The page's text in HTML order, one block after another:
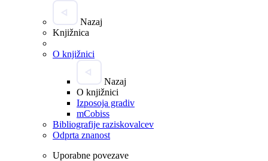
Nazaj
Knjižnica
O knjižnici
Nazaj
O knjižnici
Izposoja gradiv
mCobiss
Bibliografije raziskovalcev
Odprta znanost
Uporabne povezave